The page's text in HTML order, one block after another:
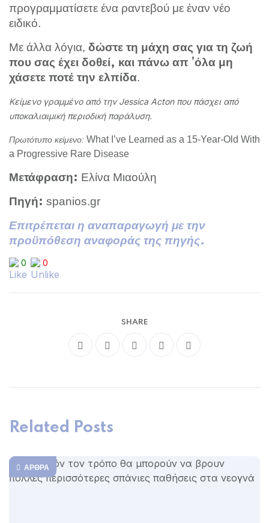
προγραμματίσετε ένα ραντεβού με έναν νέο
ειδικό.
Με άλλα λόγια, δώστε τη μάχη σας για τη ζωή
που σας έχει δοθεί, και πάνω απ ’όλα μη
χάσετε ποτέ την ελπίδα.
Κείμενο γραμμένο από την Jessica Acton που πάσχει από
υποκαλιαιμική περιοδική παράλυση.
Πρωτότυπο κείμενο: What I’ve Learned as a 15-Year-Old With
a Progressive Rare Disease
Μετάφραση: Ελίνα Μιαούλη
Πηγή: spanios.gr
Επιτρέπεται η αναπαραγωγή με την
προϋπόθεση αναφοράς της πηγής.
0 0
SHARE
Related Posts
ΆΡΘΡΑ